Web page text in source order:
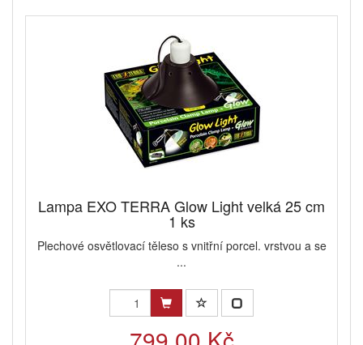
Lampa EXO TERRA Glow Light velká 25 cm
1 ks
Plechové osvětlovací těleso s vnitřní porcel. vrstvou a se
...